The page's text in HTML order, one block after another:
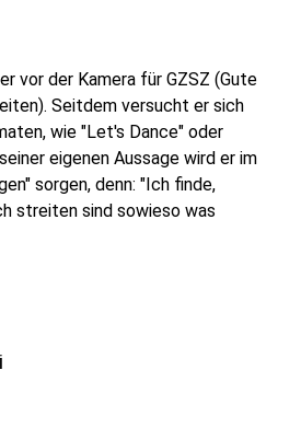
vor der Kamera für GZSZ (Gute
Seitdem versucht er sich
wie "Let's Dance" oder
eigenen Aussage wird er im
sorgen, denn: "Ich finde,
streiten sind sowieso was